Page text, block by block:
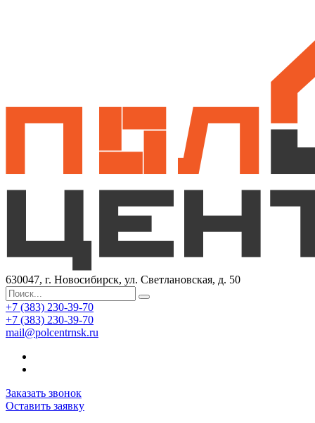
630047, г. Новосибирск, ул. Светлановская, д. 50
+7 (383) 230-39-70
+7 (383) 230-39-70
mail@polcentrnsk.ru
Заказать звонок
Оставить заявку